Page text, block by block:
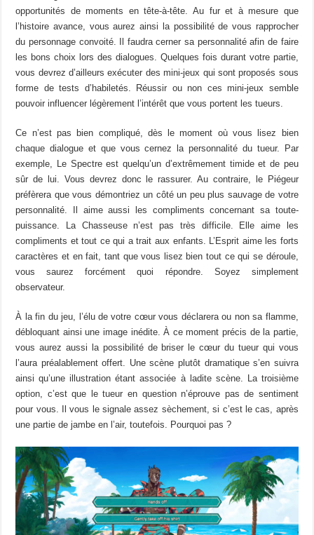
opportunités de moments en tête-à-tête. Au fur et à mesure que
l’histoire avance, vous aurez ainsi la possibilité de vous rapprocher
du personnage convoité. Il faudra cerner sa personnalité afin de faire
les bons choix lors des dialogues. Quelques fois durant votre partie,
vous devrez d’ailleurs exécuter des mini-jeux qui sont proposés sous
forme de tests d’habiletés. Réussir ou non ces mini-jeux semble
pouvoir influencer légèrement l’intérêt que vous portent les tueurs.
Ce n’est pas bien compliqué, dès le moment où vous lisez bien
chaque dialogue et que vous cernez la personnalité du tueur. Par
exemple, Le Spectre est quelqu’un d’extrêmement timide et de peu
sûr de lui. Vous devrez donc le rassurer. Au contraire, le Piégeur
préfèrera que vous démontriez un côté un peu plus sauvage de votre
personnalité. Il aime aussi les compliments concernant sa toute-
puissance. La Chasseuse n’est pas très difficile. Elle aime les
compliments et tout ce qui a trait aux enfants. L’Esprit aime les forts
caractères et en fait, tant que vous lisez bien tout ce qui se déroule,
vous saurez forcément quoi répondre. Soyez simplement
observateur.
À la fin du jeu, l’élu de votre cœur vous déclarera ou non sa flamme,
débloquant ainsi une image inédite. À ce moment précis de la partie,
vous aurez aussi la possibilité de briser le cœur du tueur qui vous
l’aura préalablement offert. Une scène plutôt dramatique s’en suivra
ainsi qu’une illustration étant associée à ladite scène. La troisième
option, c’est que le tueur en question n’éprouve pas de sentiment
pour vous. Il vous le signale assez sèchement, si c’est le cas, après
une partie de jambe en l’air, toutefois. Pourquoi pas ?